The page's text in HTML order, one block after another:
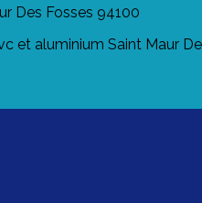
Des Fosses 94100
et aluminium Saint Maur